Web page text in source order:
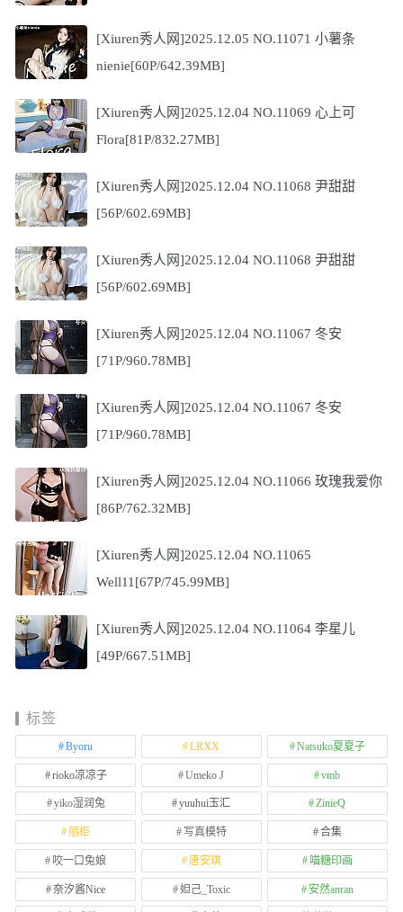
[Xiuren秀人网]2025.12.05 NO.11071 小薯条
nienie[60P/642.39MB]
[Xiuren秀人网]2025.12.04 NO.11069 心上可
Flora[81P/832.27MB]
[Xiuren秀人网]2025.12.04 NO.11068 尹甜甜
[56P/602.69MB]
[Xiuren秀人网]2025.12.04 NO.11068 尹甜甜
[56P/602.69MB]
[Xiuren秀人网]2025.12.04 NO.11067 冬安
[71P/960.78MB]
[Xiuren秀人网]2025.12.04 NO.11067 冬安
[71P/960.78MB]
[Xiuren秀人网]2025.12.04 NO.11066 玫瑰我爱你
[86P/762.32MB]
[Xiuren秀人网]2025.12.04 NO.11065
Well11[67P/745.99MB]
[Xiuren秀人网]2025.12.04 NO.11064 李星儿
[49P/667.51MB]
标签
Byoru LRXX Natsuko夏夏子
rioko凉凉子 Umeko J vmb
yiko湿润兔 yuuhui玉汇 ZinieQ
丽柜 写真模特 合集
咬一口兔娘 唐安琪 喵糖印画
奈汐酱Nice 妲己_Toxic 安然anran